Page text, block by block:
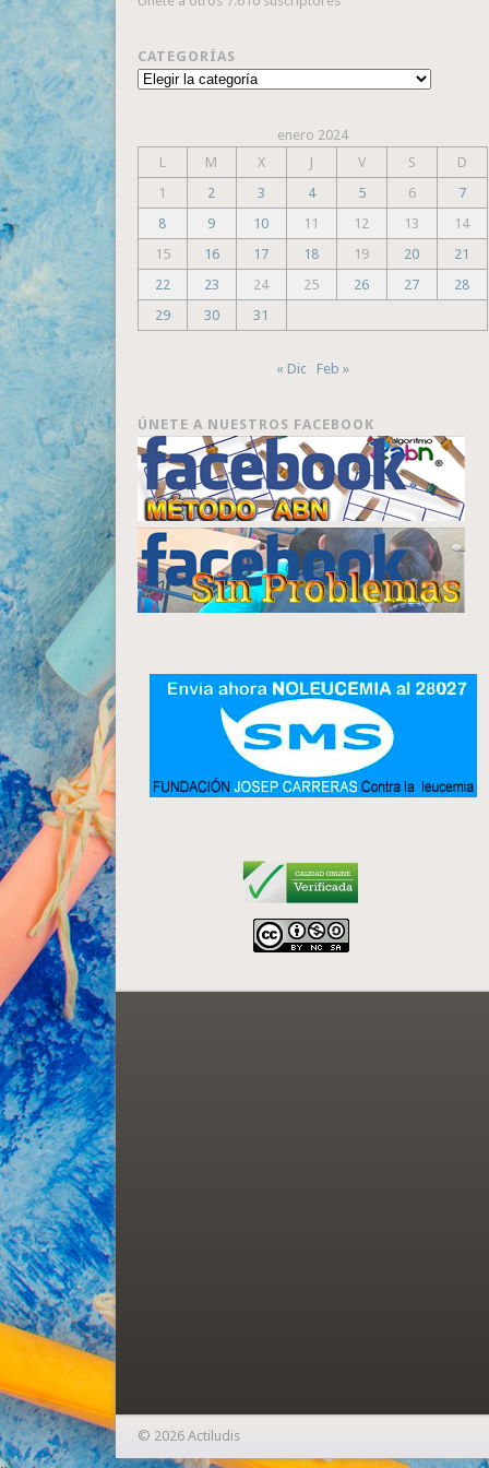
CATEGORÍAS
Categorías
enero 2024
L
M X J V S
D
1
2 3 4 5 6
7
8
9 10 11 12 13
14
15
16 17 18 19 20
21
22
23 24 25 26 27
28
29
30 31
« Dic Feb »
ÚNETE A NUESTROS FACEBOOK
© 2026 Actiludis